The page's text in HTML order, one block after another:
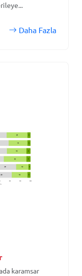
Daha Fazla
karamsar